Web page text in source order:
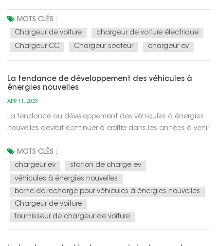
technologie de pointe, nous redéfinissons l'expérience de
recharge des véhicules électriques, vous permettant de
conduire en toute confia...
MOTS CLÉS :
Chargeur de voiture
chargeur de voiture électrique
Chargeur CC
Chargeur secteur chargeur ev
La tendance de développement des véhicules à
énergies nouvelles
APR 11, 2023
La tendance au développement des véhicules à énergies
nouvelles devrait continuer à croître dans les années à venir.
demande : Avec la prise de conscience croissante de la
protection de l'environnement et la promotion des politiques
gouvernementales,...
MOTS CLÉS :
chargeur ev
station de charge ev
véhicules à énergies nouvelles
borne de recharge pour véhicules à énergies nouvelles
Chargeur de voiture
fournisseur de chargeur de voiture